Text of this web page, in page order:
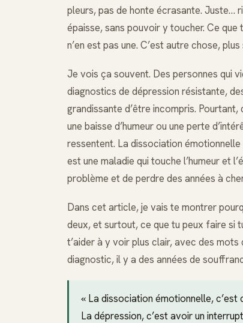
pleurs, pas de honte écrasante. Juste…
épaisse, sans pouvoir y toucher. Ce que
n’en est pas une. C’est autre chose,
Je vois ça souvent. Des personnes qui
diagnostics de dépression résistante,
grandissante d’être incompris.
une baisse d’humeur ou une perte
ressentent. La dissociation
est une maladie qui touche l’humeur et
problème et de perdre des années à
Dans cet article, je vais te montrer
deux, et surtout, ce que tu peux faire si
t’aider à y voir plus clair, avec des mots
diagnostic, il y a des années de
« La dissociation émotionnelle, c’est
La dépression, c’est avoir un